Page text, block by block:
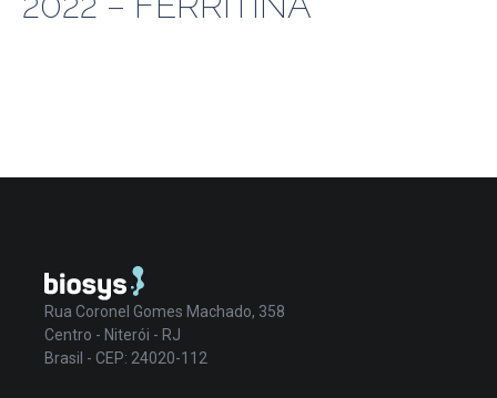
Rua Coronel Gomes Machado, 358
Centro - Niterói - RJ
Brasil - CEP: 24020-112